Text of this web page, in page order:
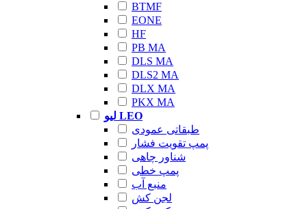
BTMF
EONE
HF
PB MA
DLS MA
DLS2 MA
DLX MA
PKX MA
لیو LEO
طبقاتی عمودی
پمپ تقویت فشار
شناور چاهی
پمپ خطی
منبع آب
لجن کش